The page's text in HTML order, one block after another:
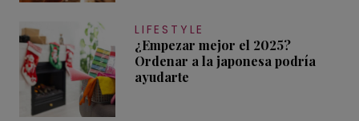
LIFESTYLE
¿Empezar mejor el 2025?
Ordenar a la japonesa podría
ayudarte